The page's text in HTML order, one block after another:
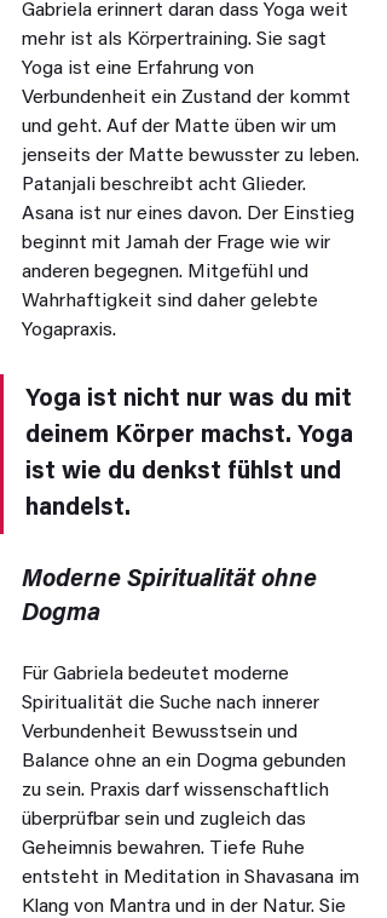
Gabriela erinnert daran dass Yoga weit
mehr ist als Körpertraining. Sie sagt
Yoga ist eine Erfahrung von
Verbundenheit ein Zustand der kommt
und geht. Auf der Matte üben wir um
jenseits der Matte bewusster zu leben.
Patanjali beschreibt acht Glieder.
Asana ist nur eines davon. Der Einstieg
beginnt mit Jamah der Frage wie wir
anderen begegnen. Mitgefühl und
Wahrhaftigkeit sind daher gelebte
Yogapraxis.
Yoga ist nicht nur was du mit
deinem Körper machst. Yoga
ist wie du denkst fühlst und
handelst.
Moderne Spiritualität ohne
Dogma
Für Gabriela bedeutet moderne
Spiritualität die Suche nach innerer
Verbundenheit Bewusstsein und
Balance ohne an ein Dogma gebunden
zu sein. Praxis darf wissenschaftlich
überprüfbar sein und zugleich das
Geheimnis bewahren. Tiefe Ruhe
entsteht in Meditation in Shavasana im
Klang von Mantra und in der Natur. Sie